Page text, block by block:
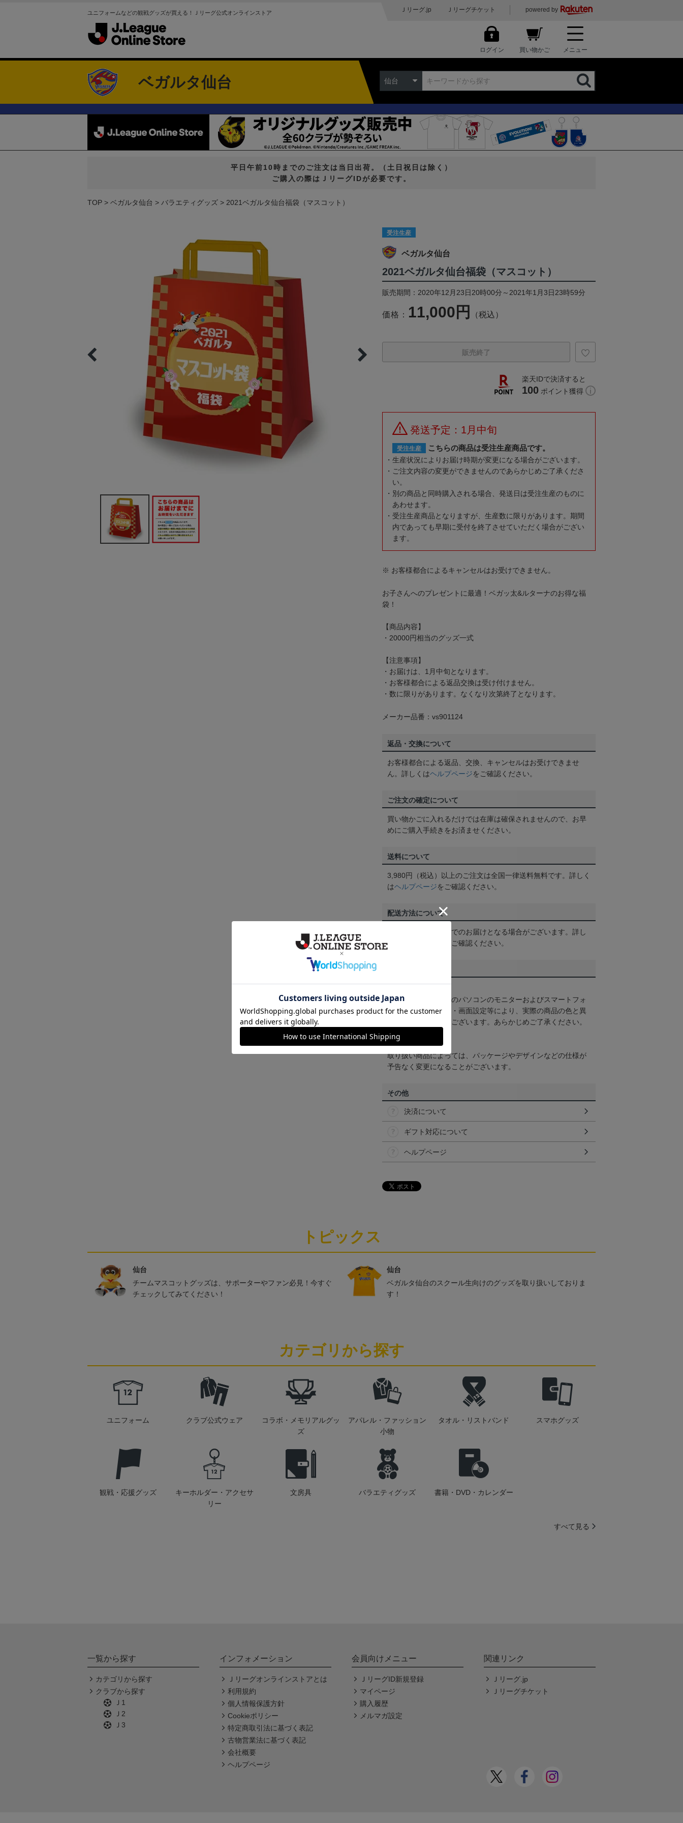
ユニフォームなどの観戦グッズが買える！Ｊリーグ公式オンラインストア Ｊリーグ.jp Ｊリーグチケット powered by
ログイン 買い物かご メニュー
ベガルタ仙台 仙台
平日午前10時までのご注文は当日出荷。（土日祝日は除く）
ご購入の際はＪリーグIDが必要です。
TOP ベガルタ仙台 バラエティグッズ 2021ベガルタ仙台福袋（マスコット）
受注生産
ベガルタ仙台
2021ベガルタ仙台福袋（マスコット）
販売期間：2020年12月23日20時00分～2021年1月3日23時59分
価格： 11,000円 （税込）
販売終了
楽天IDで決済すると
100 ポイント獲得
発送予定：1月中旬
受注生産 こちらの商品は受注生産商品です。
生産状況によりお届け時期が変更になる場合がございます。
ご注文内容の変更ができませんのであらかじめご了承くださ
い。
別の商品と同時購入される場合、発送日は受注生産のものに
あわせます。
受注生産商品となりますが、生産数に限りがあります。期間
内であっても早期に受付を終了させていただく場合がござい
ます。
※ お客様都合によるキャンセルはお受けできません。
お子さんへのプレゼントに最適！ベガッ太&ルターナのお得な福
袋！
【商品内容】
・20000円相当のグッズ一式
【注意事項】
・お届けは、1月中旬となります。
・お客様都合による返品交換は受け付けません。
・数に限りがあります。なくなり次第終了となります。
メーカー品番：vs901124
返品・交換について
お客様都合による返品、交換、キャンセルはお受けできませ
ん。詳しくはヘルプページをご確認ください。
ご注文の確定について
買い物かごに入れるだけでは在庫は確保されませんので、お早
めにご購入手続きをお済ませください。
送料について
3,980円（税込）以上のご注文は全国一律送料無料です。詳しく
はヘルプページをご確認ください。
配送方法について
一部商品はメール便でのお届けとなる場合がございます。詳し
くは
をご確認ください。
商品画像は、お使いのパソコンのモニターおよびスマートフォ
ンのメーカー・機種・画面設定等により、実際の商品の色と異
なって見える場合がございます。あらかじめご了承ください。
【仕様について】
取り扱い商品によっては、パッケージやデザインなどの仕様が
予告なく変更になることがございます。
その他
決済について
ギフト対応について
ヘルプページ
トピックス
仙台
チームマスコットグッズは、サポーターやファン必見！今すぐ
チェックしてみてください！
仙台
ベガルタ仙台のスクール生向けのグッズを取り扱いしておりま
す！
カテゴリから探す
ユニフォーム クラブ公式ウェア
コラボ・メモリアルグッ
ズ
アパレル・ファッション
小物
タオル・リストバンド スマホグッズ
観戦・応援グッズ
キーホルダー・アクセサ
リー
文房具 バラエティグッズ 書籍・DVD・カレンダー
すべて見る
一覧から探す
カテゴリから探す
クラブから探す
Ｊ1
Ｊ2
Ｊ3
インフォメーション
Ｊリーグオンラインストアとは
利用規約
個人情報保護方針
Cookieポリシー
特定商取引法に基づく表記
古物営業法に基づく表記
会社概要
ヘルプページ
会員向けメニュー
ＪリーグID新規登録
マイページ
購入履歴
メルマガ設定
関連リンク
Ｊリーグ.jp
Ｊリーグチケット